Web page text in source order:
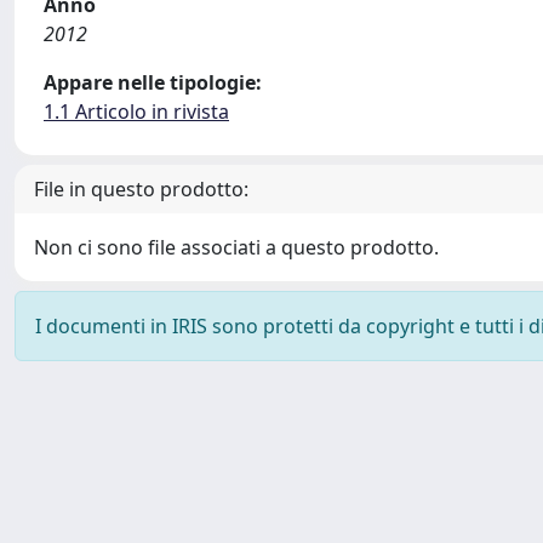
2012
Appare nelle tipologie:
1.1 Articolo in rivista
File in questo prodotto:
Non ci sono file associati a questo prodotto.
I documenti in IRIS sono protetti da copyright e tutti i